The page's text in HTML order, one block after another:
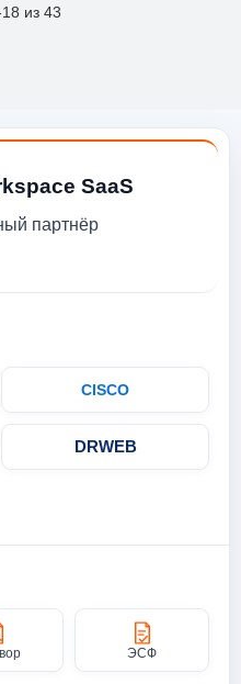
из 43
SaaS
партнёр
CISCO
DRWEB
ЭСФ